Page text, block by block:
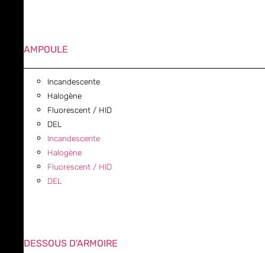
AMPOULE
Incandescente
Halogène
Fluorescent / HID
DEL
Incandescente
Halogène
Fluorescent / HID
DEL
DESSOUS D'ARMOIRE